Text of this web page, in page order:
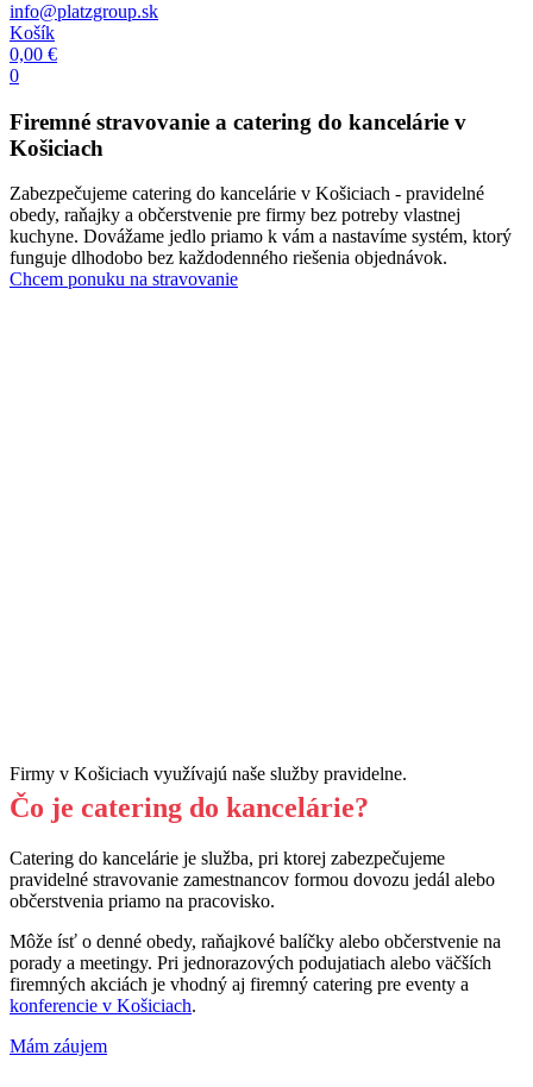
info@platzgroup.sk
Košík
0,00 €
0
Firemné stravovanie a catering do kancelárie v
Košiciach
Zabezpečujeme catering do kancelárie v Košiciach - pravidelné
obedy, raňajky a občerstvenie pre firmy bez potreby vlastnej
kuchyne. Dovážame jedlo priamo k vám a nastavíme systém, ktorý
funguje dlhodobo bez každodenného riešenia objednávok.
Chcem ponuku na stravovanie
Firmy v Košiciach využívajú naše služby pravidelne.
Čo je catering do kancelárie?
Catering do kancelárie je služba, pri ktorej zabezpečujeme
pravidelné stravovanie zamestnancov formou dovozu jedál alebo
občerstvenia priamo na pracovisko.
Môže ísť o denné obedy, raňajkové balíčky alebo občerstvenie na
porady a meetingy. Pri jednorazových podujatiach alebo väčších
firemných akciách je vhodný aj firemný catering pre eventy a
konferencie v Košiciach.
Mám záujem